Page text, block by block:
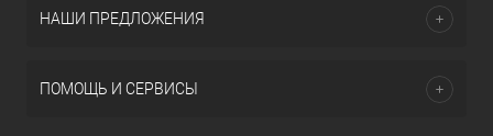
НАШИ ПРЕДЛОЖЕНИЯ
ПОМОЩЬ И СЕРВИСЫ